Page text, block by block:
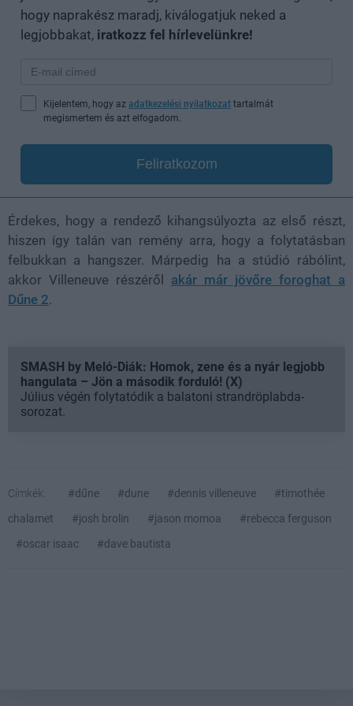
hogy naprakész maradj, kiválogatjuk neked a
legjobbakat, iratkozz fel hírlevelünkre!
Kijelentem, hogy az adatkezelési nyilatkozat tartalmát
megismertem és azt elfogadom.
Feliratkozom
Érdekes, hogy a rendező kihangsúlyozta az első részt,
hiszen így talán van remény arra, hogy a folytatásban
felbukkan a hangszer. Márpedig ha a stúdió rábólint,
akkor Villeneuve részéről akár már jövőre foroghat a
Dűne 2.
SMASH by Meló-Diák: Homok, zene és a nyár legjobb
hangulata – Jön a második forduló! (X)
Július végén folytatódik a balatoni strandröplabda-
sorozat.
Címkék: #dűne #dune #dennis villeneuve
#timothée
chalamet
#josh brolin #jason momoa
#rebecca ferguson
#oscar isaac
#dave bautista